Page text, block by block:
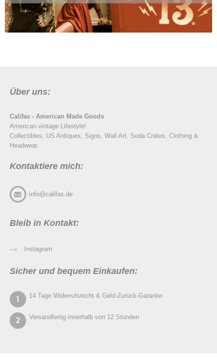
Über uns:
Califas - American Made Goods
American vintage Lifestyle!
Collectibles, US Antiques, Signs, Wall Art, Soda Crates, Clothing &
Headwear.
Kontaktiere mich:
info@califas.de
Bleib in Kontakt:
Instagram
Sicher und bequem Einkaufen:
14 Tage Widerrufsrecht & Geld-Zurück-Garantie
Versandfertig innerhalb von 12 Stunden